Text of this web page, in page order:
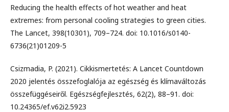
Reducing the health effects of hot weather and heat
extremes: from personal cooling strategies to green cities.
The Lancet, 398(10301), 709–724. doi: 10.1016/s0140-
6736(21)01209-5
Csizmadia, P. (2021). Cikkismertetés: A Lancet Countdown
2020 jelentés összefoglalója az egészség és klímaváltozás
összefüggéseiről. Egészségfejlesztés, 62(2), 88–91. doi:
10.24365/ef.v62i2.5923